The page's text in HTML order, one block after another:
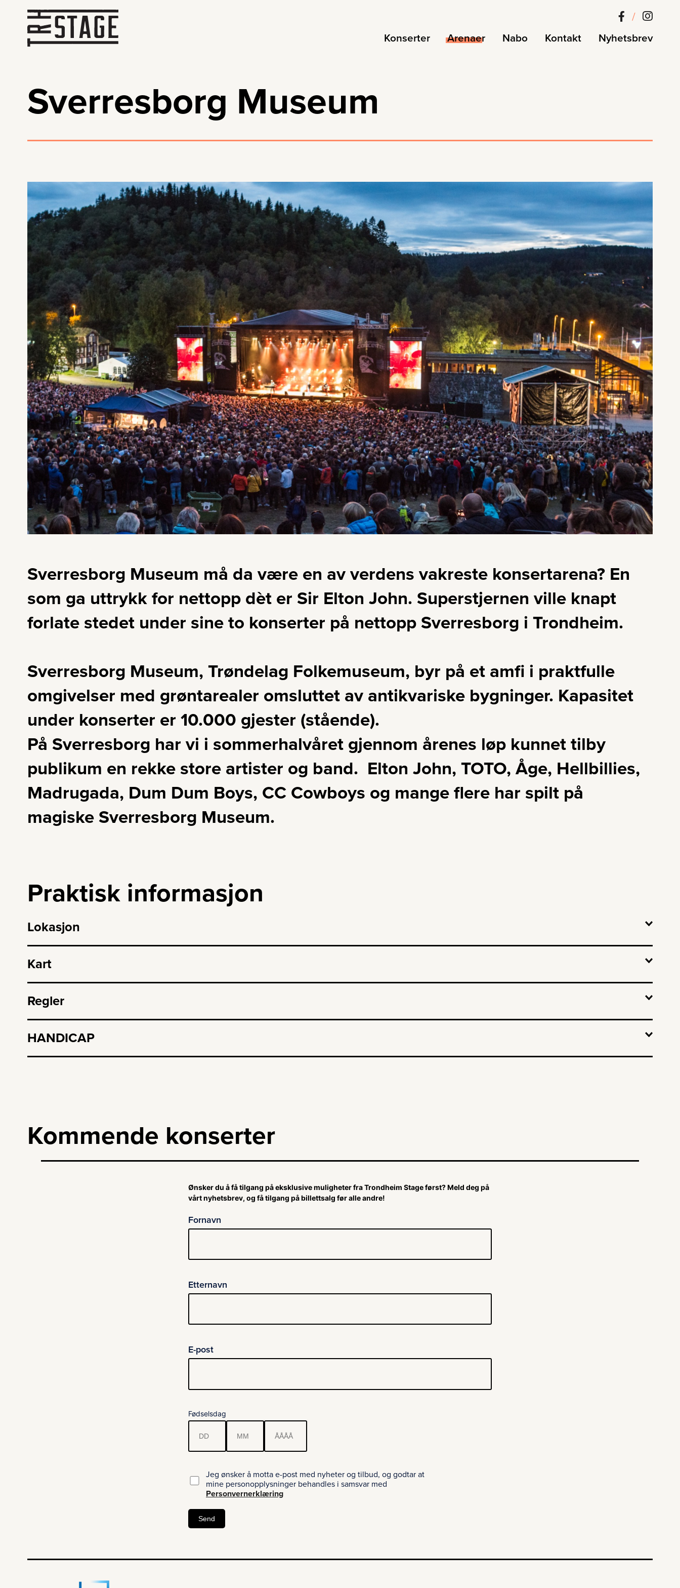
/
Konserter Arenaer Nabo Kontakt Nyhetsbrev
Sverresborg Museum
Sverresborg Museum må da være en av verdens vakreste konsertarena? En
som ga uttrykk for nettopp dèt er Sir Elton John. Superstjernen ville knapt
forlate stedet under sine to konserter på nettopp Sverresborg i Trondheim.
Sverresborg Museum, Trøndelag Folkemuseum, byr på et amfi i praktfulle
omgivelser med grøntarealer omsluttet av antikvariske bygninger. Kapasitet
under konserter er 10.000 gjester (stående).
På Sverresborg har vi i sommerhalvåret gjennom årenes løp kunnet tilby
publikum en rekke store artister og band. Elton John, TOTO, Åge, Hellbillies,
Madrugada, Dum Dum Boys, CC Cowboys og mange flere har spilt på
magiske Sverresborg Museum.
Praktisk informasjon
Lokasjon
Kart
Regler
HANDICAP
Kommende konserter
Ønsker du å få tilgang på eksklusive muligheter fra Trondheim Stage først? Meld deg på
vårt nyhetsbrev, og få tilgang på billettsalg før alle andre!
Fornavn
Etternavn
E-post
Fødselsdag
Jeg ønsker å motta e-post med nyheter og tilbud, og godtar at
mine personopplysninger behandles i samsvar med
Personvernerklæring
Send